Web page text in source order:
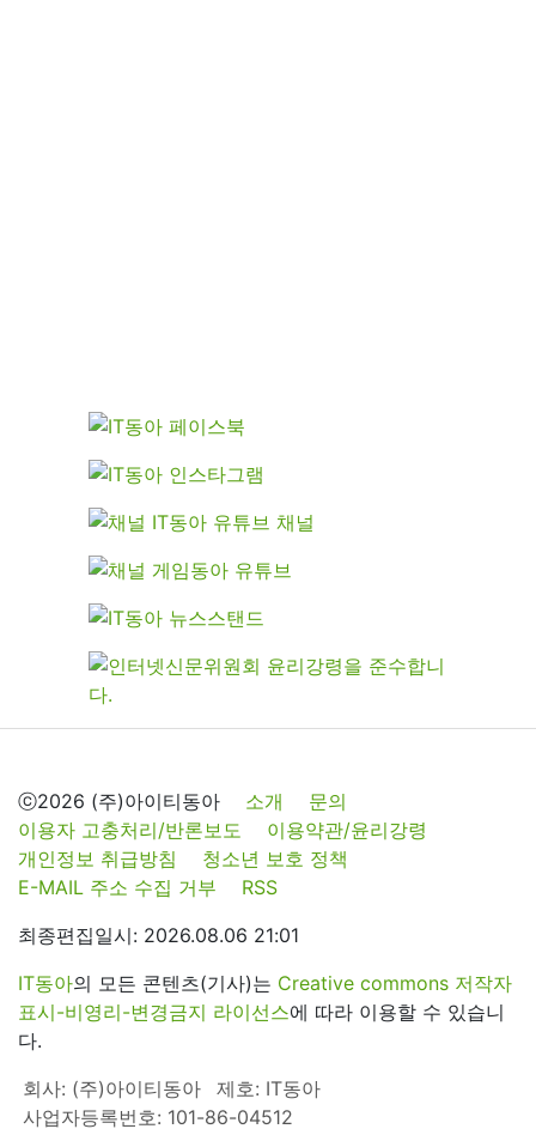
ⓒ2026 (주)아이티동아 소개
문의
이용자 고충처리/반론보도
이용약관/윤리강령
개인정보 취급방침
청소년 보호 정책
E-MAIL 주소 수집 거부
RSS
최종편집일시: 2026.08.06 21:01
IT동아의 모든 콘텐츠(기사)는 Creative commons 저작자
표시-비영리-변경금지 라이선스에 따라 이용할 수 있습니
다.
회사: (주)아이티동아
제호: IT동아
사업자등록번호: 101-86-04512